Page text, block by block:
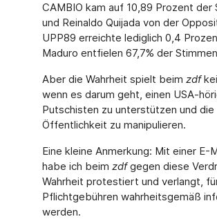
CAMBIO kam auf 10,89 Prozent der
und Reinaldo Quijada von der
UPP89 erreichte lediglich 0,4
Maduro entfielen 67,7% der
Aber die Wahrheit spielt beim zdf
wenn es darum geht, einen USA-
Putschisten zu unterstützen und die
Öffentlichkeit zu manipulieren.
Eine kleine Anmerkung: Mit einer E-
habe ich beim zdfgegen diese
Wahrheit protestiert und verlangt,
Pflichtgebühren wahrheitsgemäß
werden.